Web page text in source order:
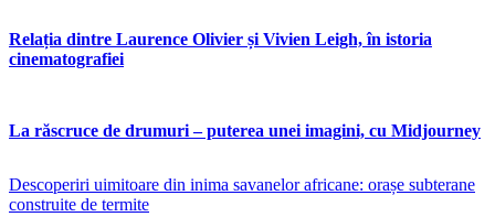
Relația dintre Laurence Olivier și Vivien Leigh, în istoria
cinematografiei
La răscruce de drumuri – puterea unei imagini, cu Midjourney
Descoperiri uimitoare din inima savanelor africane: orașe subterane
construite de termite